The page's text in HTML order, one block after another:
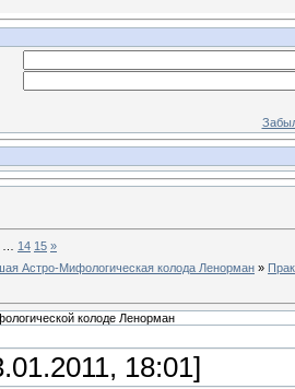
14 15 »
Астро-Мифологическая колода Ленорман »
колоде Ленорман
18:01]